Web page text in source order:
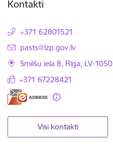
Kontakti
+371 62801521
E-pasts:
pasts@lzp.gov.lv
Smilšu iela 8, Rīga, LV-1050
+371 67228421
Visi kontakti